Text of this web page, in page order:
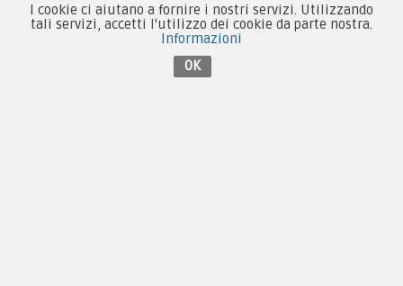
Contattaci su Facebook
I cookie ci aiutano a fornire i nostri servizi. Utilizzando
tali servizi, accetti l'utilizzo dei cookie da parte nostra.
Informazioni
OK